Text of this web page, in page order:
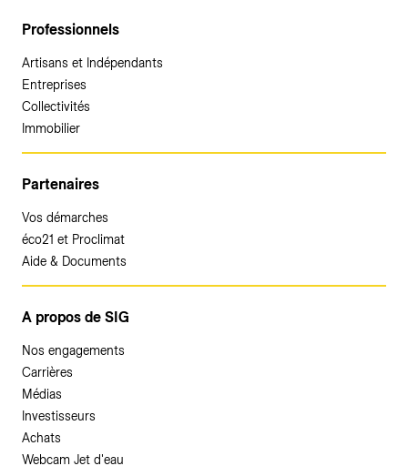
Professionnels
Artisans et Indépendants
Entreprises
Collectivités
Immobilier
Partenaires
Vos démarches
éco21 et Proclimat
Aide & Documents
A propos de SIG
Nos engagements
Carrières
Médias
Investisseurs
Achats
Webcam Jet d'eau